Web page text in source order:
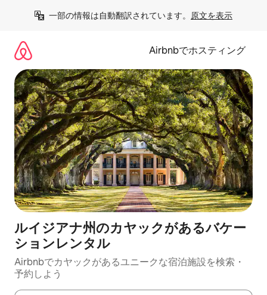
一部の情報は自動翻訳されています。 原文を表示
Airbnbでホスティング
ルイジアナ州のカヤックがあるバケー
ションレンタル
Airbnbでカヤックがあるユニークな宿泊施設を検索・
予約しよう